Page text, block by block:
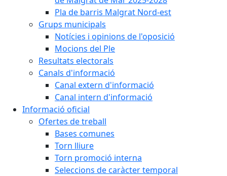
Pla de barris Malgrat Nord-est
Grups municipals
Notícies i opinions de l'oposició
Mocions del Ple
Resultats electorals
Canals d'informació
Canal extern d'informació
Canal intern d'informació
Informació oficial
Ofertes de treball
Bases comunes
Torn lliure
Torn promoció interna
Seleccions de caràcter temporal